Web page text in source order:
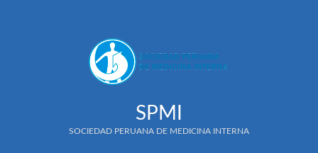
SPMI
SOCIEDAD PERUANA DE MEDICINA INTERNA